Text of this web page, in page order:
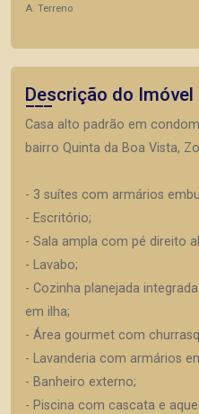
A. Terreno
Descrição do Imóvel
Casa alto padrão em
bairro Quinta da Boa Vista,
- 3 suítes com armários
- Escritório;
- Sala ampla com pé direito
- Lavabo;
- Cozinha planejada
em ilha;
- Área gourmet com
- Lavanderia com armários
- Banheiro externo;
- Piscina com cascata e